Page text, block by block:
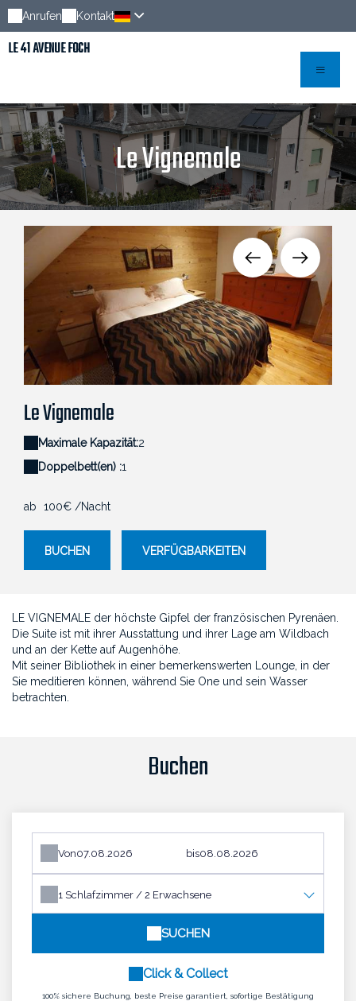
Anrufen Kontakt
LE 41 AVENUE FOCH
Le Vignemale
Vignemale - LE 41 AVENUE FOCH
Le Vignemale
Maximale Kapazität:2
Doppelbett(en) :1
ab 100€ /Nacht
BUCHEN VERFÜGBARKEITEN
LE VIGNEMALE der höchste Gipfel der französischen Pyrenäen.
Die Suite ist mit ihrer Ausstattung und ihrer Lage am Wildbach
und an der Kette auf Augenhöhe.
Mit seiner Bibliothek in einer bemerkenswerten Lounge, in der
Sie meditieren können, während Sie One und sein Wasser
betrachten.
Buchen
Von bis
1 Schlafzimmer / 2 Erwachsene
SUCHEN
Click & Collect
100% sichere Buchung, beste Preise garantiert, sofortige Bestätigung